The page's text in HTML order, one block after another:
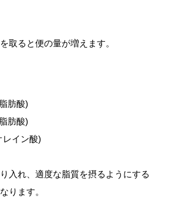
取ると便の量が増えます。
肪酸)
肪酸)
レイン酸)
入れ、適度な脂質を摂るようにする
ります。